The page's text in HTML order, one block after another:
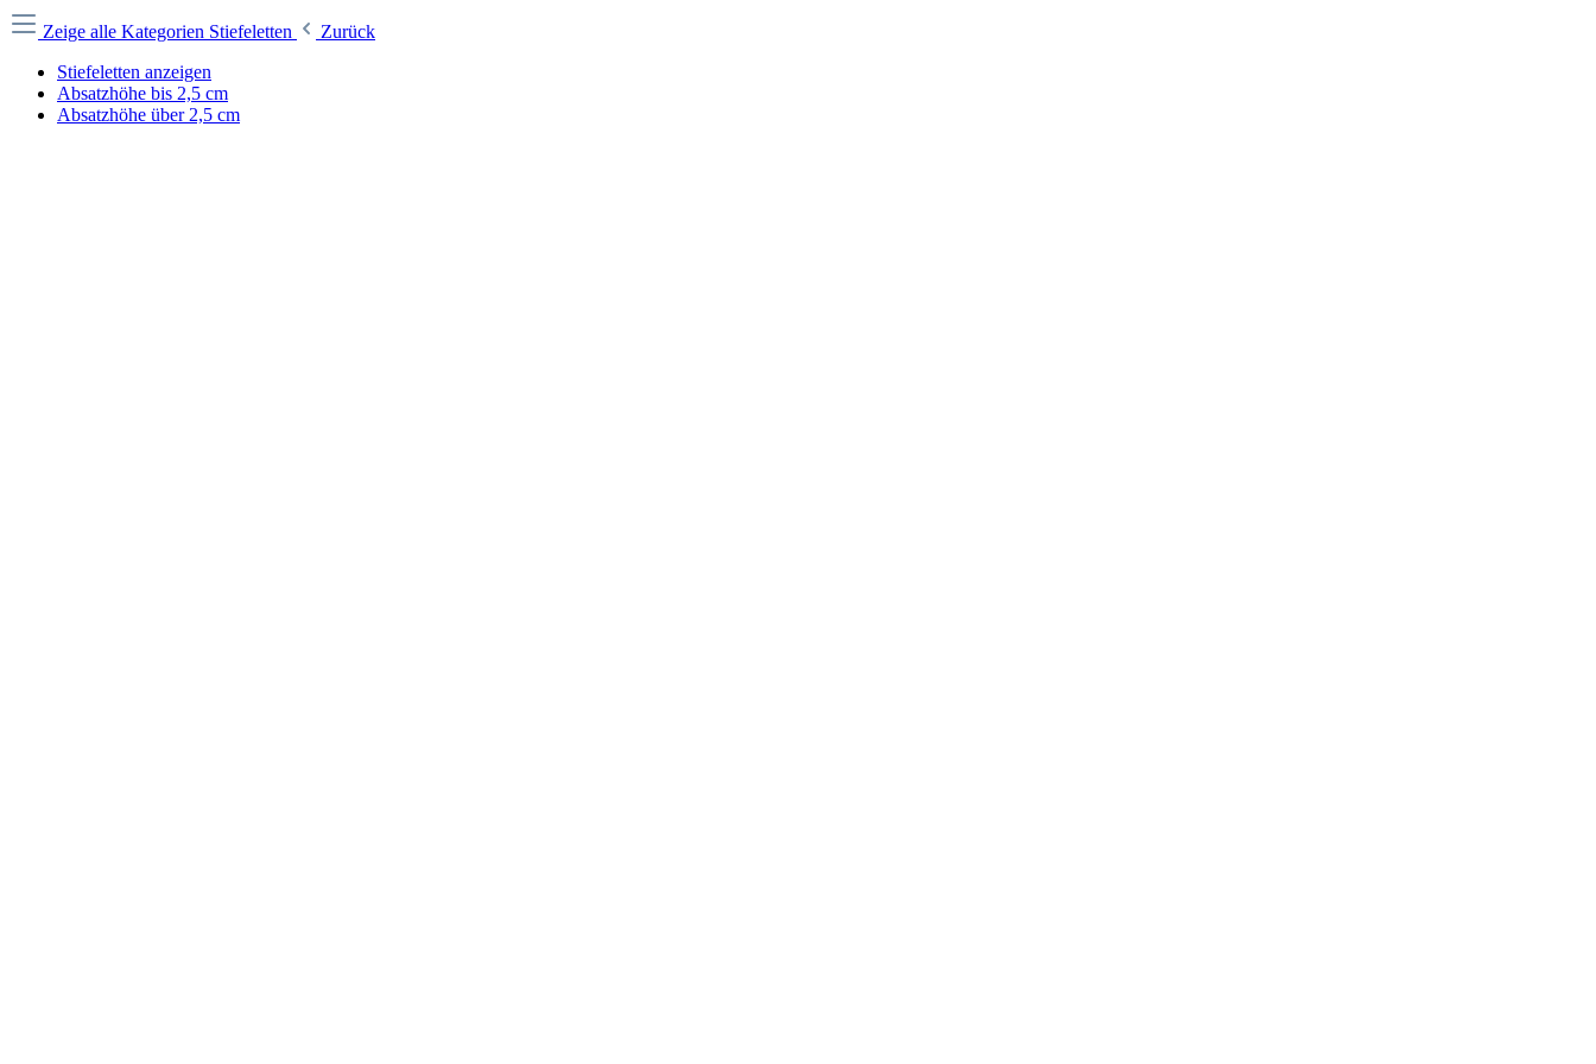
Zeige alle Kategorien Stiefeletten
Zurück
Stiefeletten anzeigen
Absatzhöhe bis 2,5 cm
Absatzhöhe über 2,5 cm